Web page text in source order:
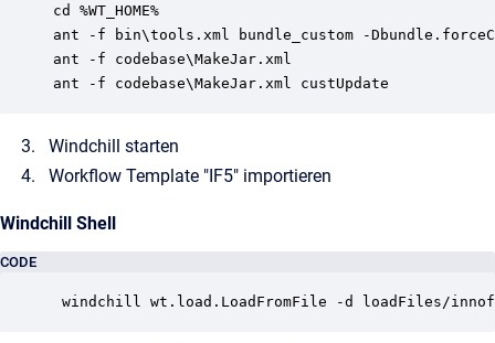
cd %WT_HOME%
ant -f bin\tools.xml bundle_custom -
ant -f codebase\MakeJar.xml
Windchill starten
Workflow Template "IF5" importieren
Windchill Shell
CODE
windchill wt.load.LoadFromFile -d loadFiles/